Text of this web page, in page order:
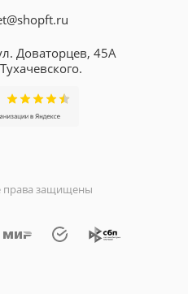
Доваторцев, 45А
права защищены